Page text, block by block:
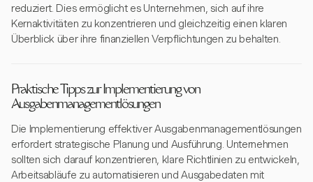
reduziert. Dies ermöglicht es Unternehmen, sich auf ihre
Kernaktivitäten zu konzentrieren und gleichzeitig einen klaren
Überblick über ihre finanziellen Verpflichtungen zu behalten.
Praktische Tipps zur Implementierung von
Ausgabenmanagementlösungen
Die Implementierung effektiver Ausgabenmanagementlösungen
erfordert strategische Planung und Ausführung. Unternehmen
sollten sich darauf konzentrieren, klare Richtlinien zu entwickeln,
Arbeitsabläufe zu automatisieren und Ausgabedaten mit